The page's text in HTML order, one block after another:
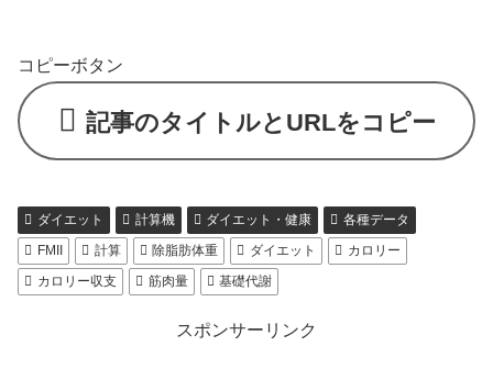
コピーボタン
記事のタイトルとURLをコピー
ダイエット 計算機 ダイエット・健康
各種データ
FMII
計算 除脂肪体重 ダイエット
カロリー
カロリー収支
筋肉量 基礎代謝
スポンサーリンク